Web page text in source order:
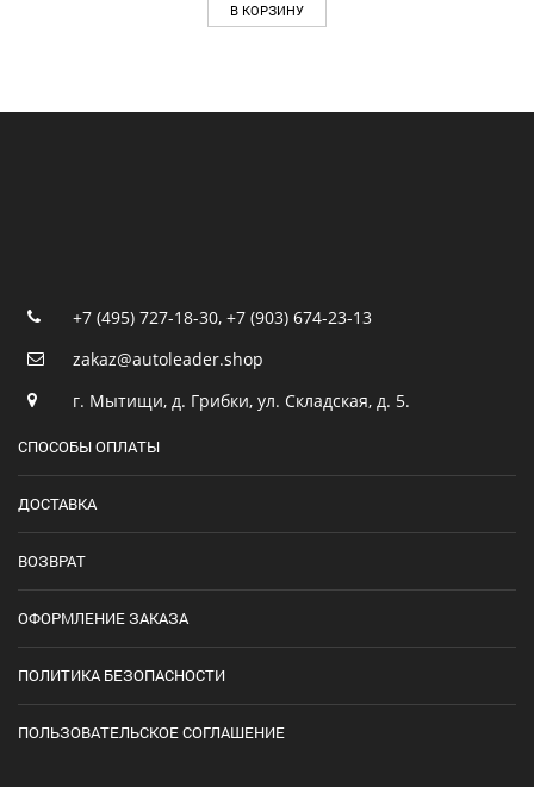
В КОРЗИНУ
+7 (495) 727-18-30, +7 (903) 674-23-13
zakaz@autoleader.shop
г. Мытищи, д. Грибки, ул. Складская, д. 5.
СПОСОБЫ ОПЛАТЫ
ДОСТАВКА
ВОЗВРАТ
ОФОРМЛЕНИЕ ЗАКАЗА
ПОЛИТИКА БЕЗОПАСНОСТИ
ПОЛЬЗОВАТЕЛЬСКОЕ СОГЛАШЕНИЕ